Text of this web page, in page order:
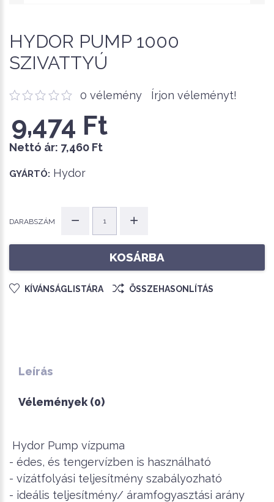
HYDOR PUMP 1000
SZIVATTYÚ
0 vélemény Írjon véleményt!
9,474 Ft
Nettó ár: 7,460 Ft
GYÁRTÓ: Hydor
DARABSZÁM
KOSÁRBA
KÍVÁNSÁGLISTÁRA ÖSSZEHASONLÍTÁS
Leírás
Vélemények (0)
Hydor Pump vízpuma
- édes, és tengervízben is használható
- vízátfolyási teljesítmény szabályozható
- ideális teljesítmény/ áramfogyasztási arány